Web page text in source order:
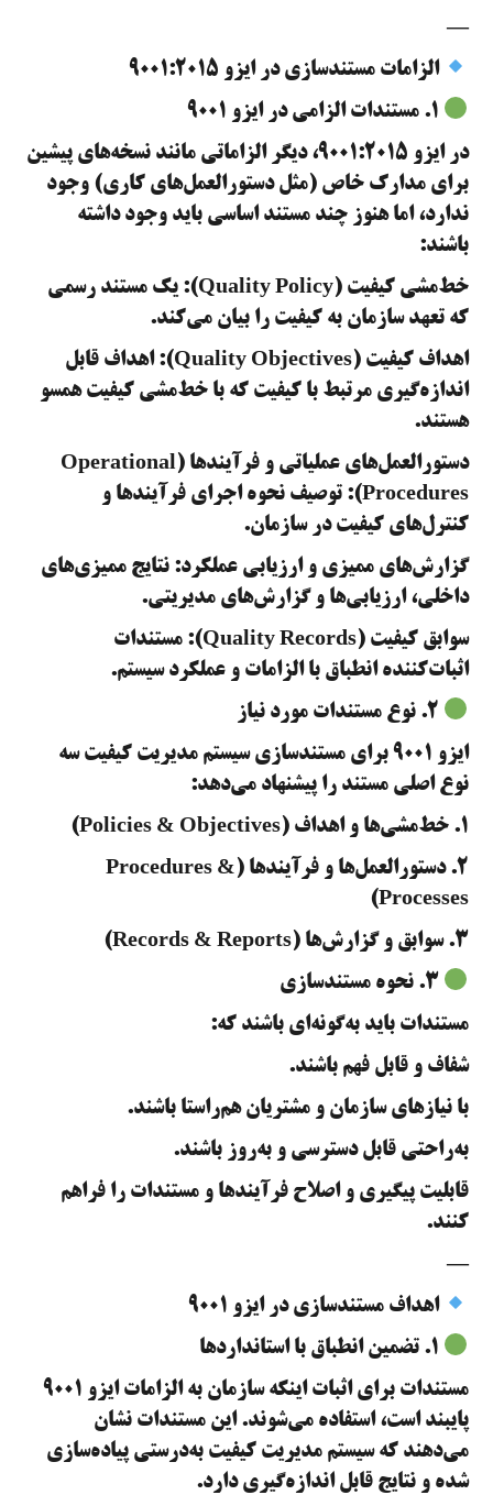
—
الزامات مستندسازی در ایزو ۹۰۰۱:۲۰۱۵
در ایزو ۹۰۰۱:۲۰۱۵، دیگر الزاماتی مانند نسخه‌های پیشین
برای مدارک خاص (مثل دستورالعمل‌های کاری) وجود
ندارد، اما هنوز چند مستند اساسی باید وجود داشته
باشند:
خط‌مشی کیفیت (Quality Policy): یک مستند رسمی
که تعهد سازمان به کیفیت را بیان می‌کند.
اهداف کیفیت (Quality Objectives): اهداف قابل
اندازه‌گیری مرتبط با کیفیت که با خط‌مشی کیفیت همسو
هستند.
دستورالعمل‌های عملیاتی و فرآیندها (Operational
Procedures): توصیف نحوه اجرای فرآیندها و
کنترل‌های کیفیت در سازمان.
گزارش‌های ممیزی و ارزیابی عملکرد: نتایج ممیزی‌های
داخلی، ارزیابی‌ها و گزارش‌های مدیریتی.
سوابق کیفیت (Quality Records): مستندات
اثبات‌کننده انطباق با الزامات و عملکرد سیستم.
ایزو ۹۰۰۱ برای مستندسازی سیستم مدیریت کیفیت سه
نوع اصلی مستند را پیشنهاد می‌دهد:
۱. خط‌مشی‌ها و اهداف (Policies & Objectives)
2. دستورالعمل‌ها و فرآیندها (Procedures &
Processes)
3. سوابق و گزارش‌ها (Records & Reports)
مستندات باید به‌گونه‌ای باشند که:
شفاف و قابل فهم باشند.
با نیازهای سازمان و مشتریان هم‌راستا باشند.
به‌راحتی قابل دسترسی و به‌روز باشند.
قابلیت پیگیری و اصلاح فرآیندها و مستندات را فراهم
کنند.
—
اهداف مستندسازی در ایزو ۹۰۰۱
مستندات برای اثبات اینکه سازمان به الزامات ایزو ۹۰۰۱
پایبند است، استفاده می‌شوند. این مستندات نشان
می‌دهند که سیستم مدیریت کیفیت به‌درستی پیاده‌سازی
شده و نتایج قابل اندازه‌گیری دارد.